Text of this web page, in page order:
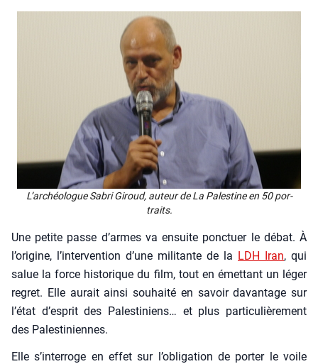
L’ar­chéo­logue Sabri Giroud, auteur deLa Pales­tine en 50 por­
traits.
Une petite passe d’armes va ensuite ponc­tuer le débat. À
l’origine, l’intervention d’une mili­tante de la LDH Iran, qui
salue la force his­to­rique du film, tout en émet­tant un léger
regret. Elle aurait ain­si sou­hai­té en savoir davan­tage sur
l’état d’esprit des Pales­ti­niens… et plus par­ti­cu­liè­re­ment
des Pales­ti­niennes.
Elle s’interroge en effet sur l’obligation de por­ter le voile